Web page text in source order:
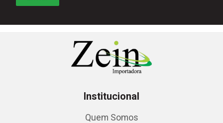
Institucional
Quem Somos